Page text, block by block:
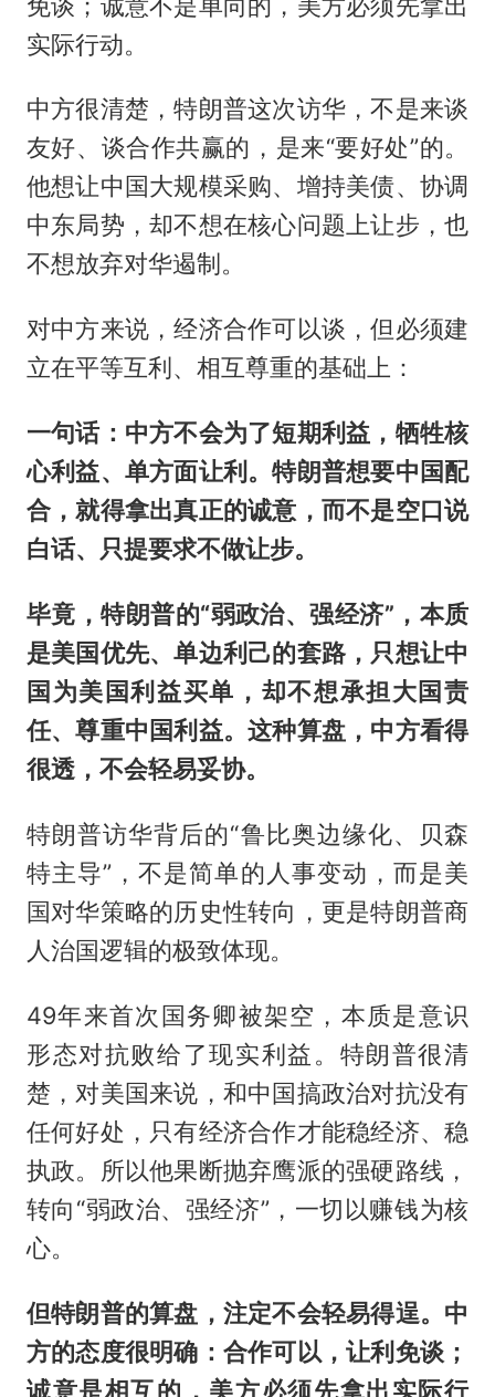
实际行动。
中方很清楚，特朗普这次访华，不是来谈
友好、谈合作共赢的，是来“要好处”的。
他想让中国大规模采购、增持美债、协调
中东局势，却不想在核心问题上让步，也
不想放弃对华遏制。
对中方来说，经济合作可以谈，但必须建
立在平等互利、相互尊重的基础上：
一句话：中方不会为了短期利益，牺牲核
心利益、单方面让利。特朗普想要中国配
合，就得拿出真正的诚意，而不是空口说
白话、只提要求不做让步。
毕竟，特朗普的“弱政治、强经济”，本质
是美国优先、单边利己的套路，只想让中
国为美国利益买单，却不想承担大国责
任、尊重中国利益。这种算盘，中方看得
很透，不会轻易妥协。
特朗普访华背后的“鲁比奥边缘化、贝森
特主导”，不是简单的人事变动，而是美
国对华策略的历史性转向，更是特朗普商
人治国逻辑的极致体现。
49年来首次国务卿被架空，本质是意识
形态对抗败给了现实利益。特朗普很清
楚，对美国来说，和中国搞政治对抗没有
任何好处，只有经济合作才能稳经济、稳
执政。所以他果断抛弃鹰派的强硬路线，
转向“弱政治、强经济”，一切以赚钱为核
心。
但特朗普的算盘，注定不会轻易得逞。中
方的态度很明确：合作可以，让利免谈；
诚意是相互的，美方必须先拿出实际行